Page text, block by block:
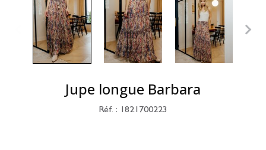
Jupe longue Barbara
Réf. : 1821700223